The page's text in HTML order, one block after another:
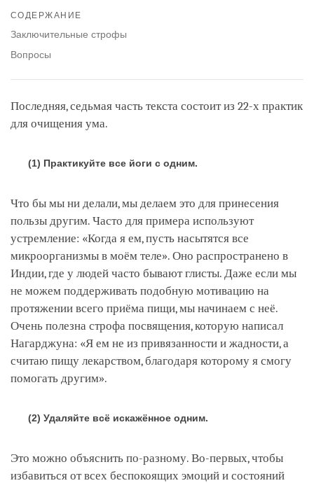
СОДЕРЖАНИЕ
Заключительные строфы
Вопросы
Последняя, седьмая часть текста состоит из 22-х практик
для очищения ума.
(1) Практикуйте все йоги с одним.
Что бы мы ни делали, мы делаем это для принесения
пользы другим. Часто для примера используют
устремление: «Когда я ем, пусть насытятся все
микроорганизмы в моём теле». Оно распространено в
Индии, где у людей часто бывают глисты. Даже если мы
не можем поддерживать подобную мотивацию на
протяжении всего приёма пищи, мы начинаем с неё.
Очень полезна строфа посвящения, которую написал
Нагарджуна: «Я ем не из привязанности и жадности, а
считаю пищу лекарством, благодаря которому я смогу
помогать другим».
(2) Удаляйте всё искажённое одним.
Это можно объяснить по-разному. Во-первых, чтобы
избавиться от всех беспокоящих эмоций и состояний